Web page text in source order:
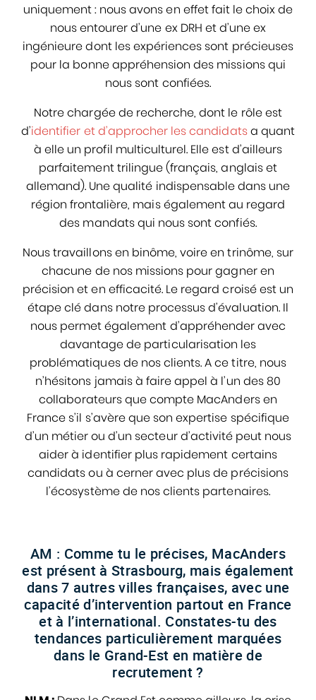
uniquement : nous avons en effet fait le choix de
nous entourer d’une ex DRH et d’une ex
ingénieure dont les expériences sont précieuses
pour la bonne appréhension des missions qui
nous sont confiées.
Notre chargée de recherche, dont le rôle est
d’identifier et d’approcher les candidatsa quant
à elle un profil multiculturel. Elle est d’ailleurs
parfaitement trilingue (français, anglais et
allemand). Une qualité indispensable dans une
région frontalière, mais également au regard
des mandats qui nous sont confiés.
Nous travaillons en binôme, voire en trinôme, sur
chacune de nos missions pour gagner en
précision et en efficacité. Le regard croisé est un
étape clé dans notre processus d’évaluation. Il
nous permet également d’appréhender avec
davantage de particularisation les
problématiques de nos clients. A ce titre, nous
n’hésitons jamais à faire appel à l’un des 80
collaborateurs que compte MacAnders en
France s’il s’avère que son expertise spécifique
d’un métier ou d’un secteur d’activité peut nous
aider à identifier plus rapidement certains
candidats ou à cerner avec plus de précisions
l’écosystème de nos clients partenaires.
AM : Comme tu le précises, MacAnders
est présent à Strasbourg, mais également
dans 7 autres villes françaises, avec une
capacité d’intervention partout en France
et à l’international. Constates-tu des
tendances particulièrement marquées
dans le Grand-Est en matière de
recrutement ?